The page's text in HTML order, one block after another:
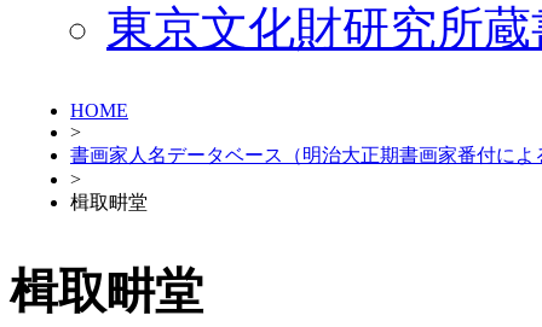
東京文化財研究所
HOME
>
書画家人名データベース（明治大正期書画家番付によ
>
楫取畊堂
楫取畊堂